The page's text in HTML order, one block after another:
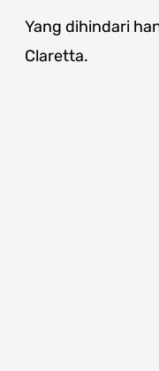
Yang dihindari
Claretta.